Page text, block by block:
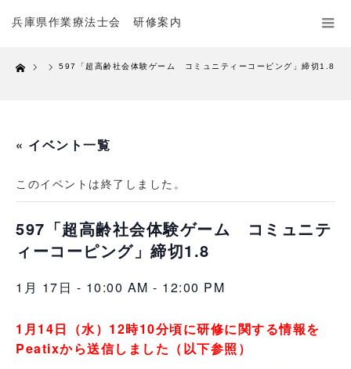
兵庫県作業療法士会 研修案内
Home 597「超高齢社会体験ゲーム コミュニティーコーピング」締切1.8
« イベント一覧
このイベントは終了しました。
597「超高齢社会体験ゲーム コミュニテ
ィーコーピング」締切1.8
1月 17日 - 10:00 AM - 12:00 PM
1月14日（水）12時10分頃に研修に関する情報を
Peatixから送信しました（以下参照）